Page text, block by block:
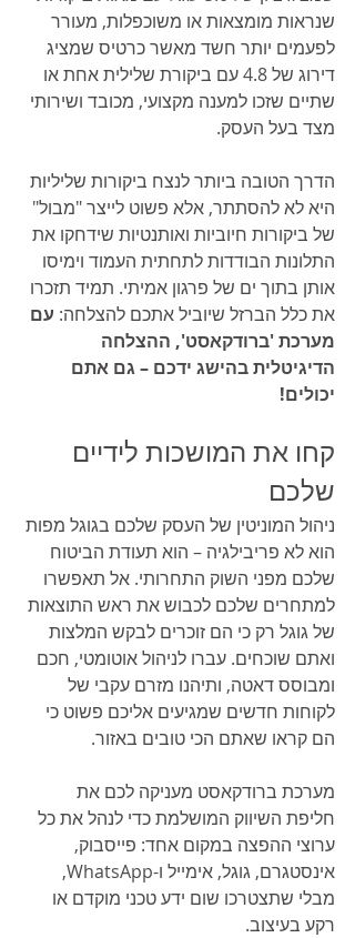
שנראות מומצאות או משוכפלות, מעורר
לפעמים יותר חשד מאשר כרטיס שמציג
דירוג של 4.8 עם ביקורת שלילית אחת או
שתיים שזכו למענה מקצועי, מכובד ושירותי
מצד בעל העסק.
הדרך הטובה ביותר לנצח ביקורות שליליות
היא לא להסתתר, אלא פשוט לייצר "מבול"
של ביקורות חיוביות ואותנטיות שידחקו את
התלונות הבודדות לתחתית העמוד וימיסו
אותן בתוך ים של פרגון אמיתי. תמיד תזכרו
את כלל הברזל שיוביל אתכם להצלחה: עם
מערכת 'ברודקאסט', ההצלחה
הדיגיטלית בהישג ידכם – גם אתם
יכולים!
קחו את המושכות לידיים
שלכם
ניהול המוניטין של העסק שלכם בגוגל מפות
הוא לא פריבילגיה – הוא תעודת הביטוח
שלכם מפני השוק התחרותי. אל תאפשרו
למתחרים שלכם לכבוש את ראש התוצאות
של גוגל רק כי הם זוכרים לבקש המלצות
ואתם שוכחים. עברו לניהול אוטומטי, חכם
ומבוסס דאטה, ותיהנו מזרם עקבי של
לקוחות חדשים שמגיעים אליכם פשוט כי
הם קראו שאתם הכי טובים באזור.
מערכת ברודקאסט מעניקה לכם את
חליפת השיווק המושלמת כדי לנהל את כל
ערוצי ההפצה במקום אחד: פייסבוק,
אינסטגרם, גוגל, אימייל ו-WhatsApp,
מבלי שתצטרכו שום ידע טכני מוקדם או
רקע בעיצוב.